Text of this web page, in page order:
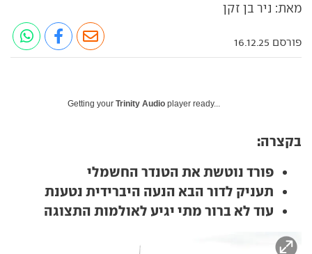
מאת: ניר בן זקן
פורסם 16.12.25
Getting your Trinity Audio player ready...
בקצרה:
פורד נוטשת את הטנדר החשמלי
תעניק לדור הבא הנעה היברידית נטענת
עוד לא ברור מתי יגיע לאולמות התצוגה